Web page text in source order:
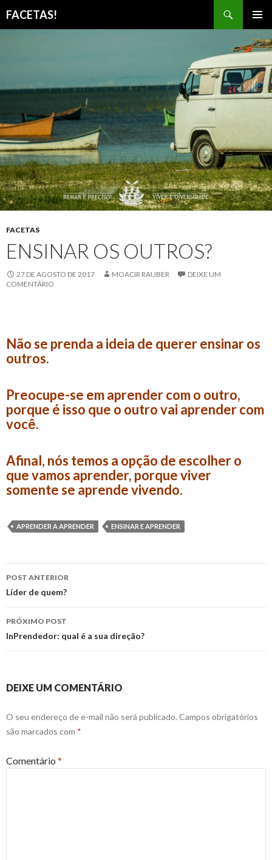
FACETAS!
FACETAS
ENSINAR OS OUTROS?
27 DE AGOSTO DE 2017 MOACIR RAUBER
DEIXE UM
COMENTÁRIO
Não se prenda a ideia de querer ensinar os
outros.
Preocupe-se em aprender com o outro,
porque é isso que o outro vai aprender com
você.
Afinal, nós temos a opção de escolher o
que vamos aprender, porque viver
somente se aprende vivendo.
APRENDER A APRENDER ENSINAR E APRENDER
Navegação
de
posts
POST ANTERIOR
Líder de quem?
PRÓXIMO POST
InPrendedor: qual é a sua direção?
DEIXE UM COMENTÁRIO
O seu endereço de e-mail não será publicado. Campos obrigatórios
são marcados com *
Comentário *